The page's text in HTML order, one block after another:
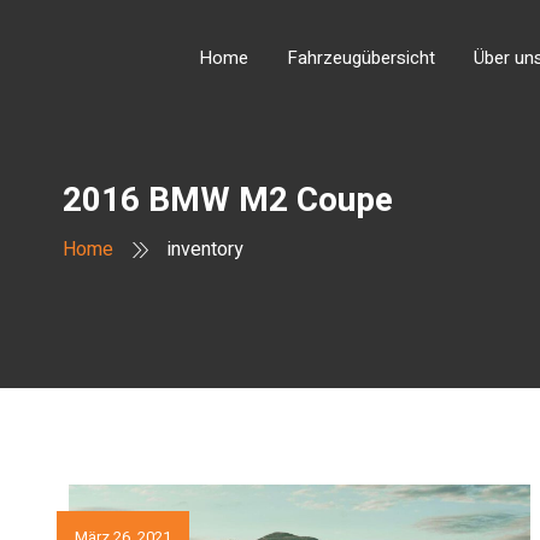
Home Fahrzeugübersicht Über
2016 BMW M2 Coupe
Home inventory